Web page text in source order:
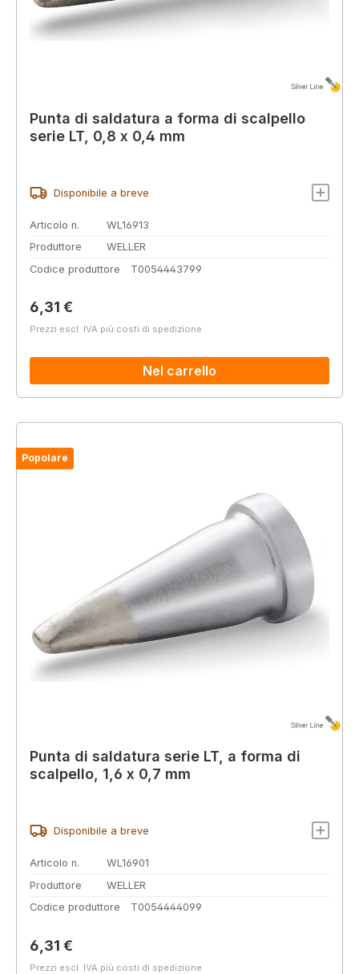
Punta di saldatura a forma di scalpello
serie LT, 0,8 x 0,4 mm
Disponibile a breve
Articolo n.
WL16913
Produttore
WELLER
Codice produttore
T0054443799
Prezzo normale:
6,31 €
Prezzi escl. IVA più costi di spedizione
Nel carrello
Popolare
Punta di saldatura serie LT, a forma di
scalpello, 1,6 x 0,7 mm
Disponibile a breve
Articolo n.
WL16901
Produttore
WELLER
Codice produttore
T0054444099
Prezzo normale:
6,31 €
Prezzi escl. IVA più costi di spedizione